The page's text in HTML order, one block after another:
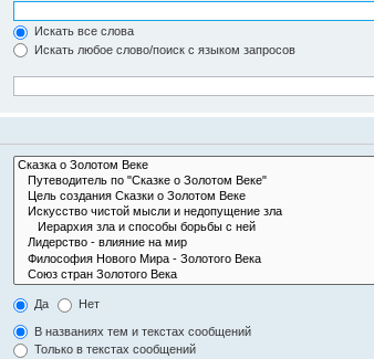
Искать все слова
Искать любое слово/поиск с языком запросов
Да Нет
В названиях тем и текстах сообщений
Только в текстах сообщений